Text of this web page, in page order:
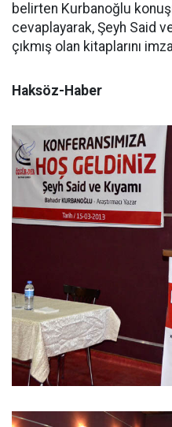
belirten Kurbanoğlu
cevaplayarak, Şeyh Said
çıkmış olan kitaplarını
Haksöz-Haber